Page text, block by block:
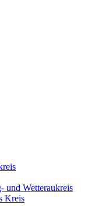
und Wetteraukreis
Kreis